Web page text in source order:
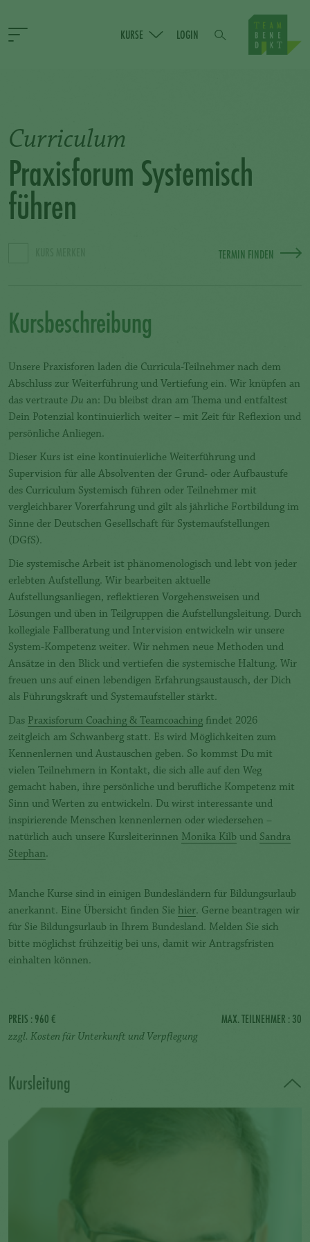
KURSE LOGIN
Curriculum
Praxisforum Systemisch
führen
TERMIN FINDEN
Kursbeschreibung
Unsere Praxisforen laden die Curricula-Teilnehmer nach dem
Abschluss zur Weiterführung und Vertiefung ein. Wir knüpfen an
das vertraute Du an: Du bleibst dran am Thema und entfaltest
Dein Potenzial kontinuierlich weiter – mit Zeit für Reflexion und
persönliche Anliegen.
Dieser Kurs ist eine kontinuierliche Weiterführung und
Supervision für alle Absolventen der Grund- oder Aufbaustufe
des Curriculum Systemisch führen oder Teilnehmer mit
vergleichbarer Vorerfahrung und gilt als jährliche Fortbildung im
Sinne der Deutschen Gesellschaft für Systemaufstellungen
(DGfS).
Die systemische Arbeit ist phänomenologisch und lebt von jeder
erlebten Aufstellung. Wir bearbeiten aktuelle
Aufstellungsanliegen, reflektieren Vorgehensweisen und
Lösungen und üben in Teilgruppen die Aufstellungsleitung. Durch
kollegiale Fallberatung und Intervision entwickeln wir unsere
System-Kompetenz weiter. Wir nehmen neue Methoden und
Ansätze in den Blick und vertiefen die systemische Haltung. Wir
freuen uns auf einen lebendigen Erfahrungsaustausch, der Dich
als Führungskraft und Systemaufsteller stärkt.
Das Praxisforum Coaching & Teamcoaching findet 2026
zeitgleich am Schwanberg statt. Es wird Möglichkeiten zum
Kennenlernen und Austauschen geben. So kommst Du mit
vielen Teilnehmern in Kontakt, die sich alle auf den Weg
gemacht haben, ihre persönliche und berufliche Kompetenz mit
Sinn und Werten zu entwickeln. Du wirst interessante und
inspirierende Menschen kennenlernen oder wiedersehen –
natürlich auch unsere Kursleiterinnen Monika Kilb und Sandra
Stephan.
Manche Kurse sind in einigen Bundesländern für Bildungsurlaub
anerkannt. Eine Übersicht finden Sie hier. Gerne beantragen wir
für Sie Bildungsurlaub in Ihrem Bundesland. Melden Sie sich
bitte möglichst frühzeitig bei uns, damit wir Antragsfristen
einhalten können.
PREIS : 960 €
zzgl. Kosten für Unterkunft und Verpflegung
MAX. TEILNEHMER : 30
Kursleitung